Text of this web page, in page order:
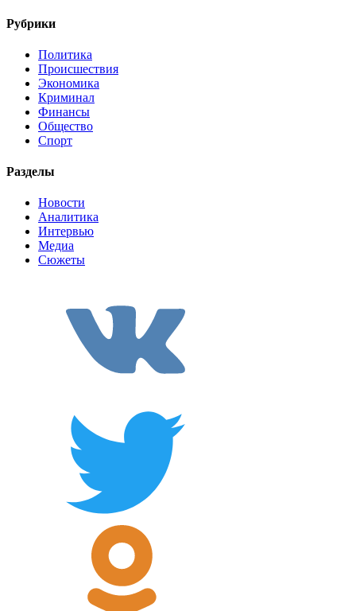
Рубрики
Политика
Происшествия
Экономика
Криминал
Финансы
Общество
Спорт
Разделы
Новости
Аналитика
Интервью
Медиа
Сюжеты